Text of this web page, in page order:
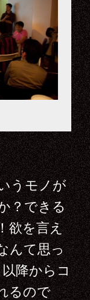
うモノが
？できる
欲を言え
んて思っ
降からコ
るので